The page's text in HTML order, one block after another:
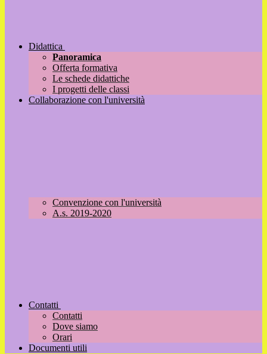
Didattica
Panoramica
Offerta formativa
Le schede didattiche
I progetti delle classi
Collaborazione con l'università
Convenzione con l'università
A.s. 2019-2020
Contatti
Contatti
Dove siamo
Orari
Documenti utili